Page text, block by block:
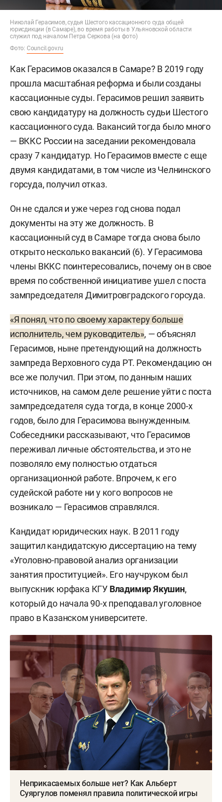
Николай Герасимов, судья Шестого кассационного суда общей
юрисдикции (в Самаре), во время работы в Ульяновской области
служил под началом Петра Серкова (на фото)
Фото: Council.gov.ru
Как Герасимов оказался в Самаре? В 2019 году
прошла масштабная реформа и были созданы
кассационные суды. Герасимов решил заявить
свою кандидатуру на должность судьи Шестого
кассационного суда. Вакансий тогда было много
— ВККС России на заседании рекомендовала
сразу 7 кандидатур. Но Герасимов вместе с еще
двумя кандидатами, в том числе из Челнинского
горсуда, получил отказ.
Он не сдался и уже через год снова подал
документы на эту же должность. В
кассационный суд в Самаре тогда снова было
открыто несколько вакансий (6). У Герасимова
члены ВККС поинтересовались, почему он в свое
время по собственной инициативе ушел с поста
зампредседателя Димитровградского горсуда.
«Я понял, что по своему характеру больше
исполнитель, чем руководитель», — объяснял
Герасимов, ныне претендующий на должность
зампреда Верховного суда РТ. Рекомендацию он
все же получил. При этом, по данным наших
источников, на самом деле решение уйти с поста
зампредседателя суда тогда, в конце 2000-х
годов, было для Герасимова вынужденным.
Собеседники рассказывают, что Герасимов
переживал личные обстоятельства, и это не
позволяло ему полностью отдаться
организационной работе. Впрочем, к его
судейской работе ни у кого вопросов не
возникало — Герасимов справлялся.
Кандидат юридических наук. В 2011 году
защитил кандидатскую диссертацию на тему
«Уголовно-правовой анализ организации
занятия проституцией». Его научруком был
выпускник юрфака КГУ Владимир Якушин,
который до начала 90-х преподавал уголовное
право в Казанском университете.
Неприкасаемых больше нет? Как Альберт
Суяргулов поменял правила политической игры